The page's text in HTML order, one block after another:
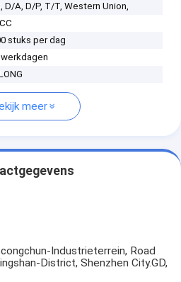
D/A, D/P, T/T, Western Union,
stuks per dag
werkdagen
meer
Industrieterrein, Road
District, Shenzhen City.GD,